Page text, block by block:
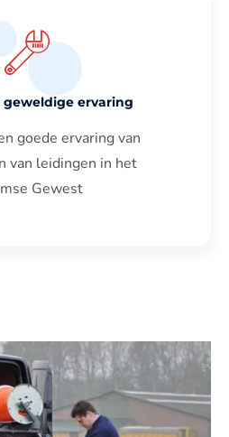
geweldige ervaring
goede ervaring van
van leidingen in het
Gewest